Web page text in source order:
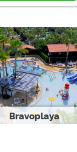
Bravoplaya